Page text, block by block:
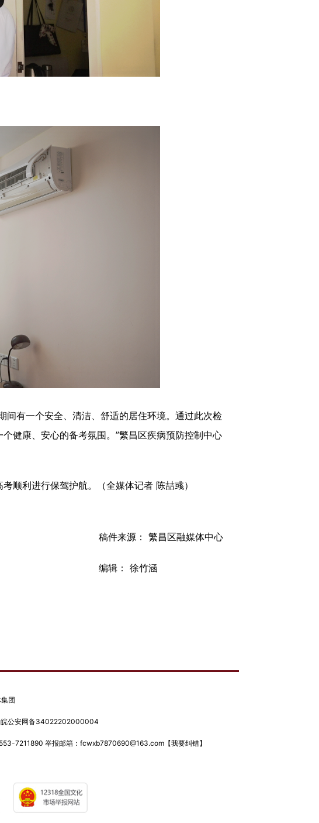
有一个安全、清洁、舒适的居住环境。通过此次检
健康、安心的备考氛围。”繁昌区疾病预防控制中心
利进行保驾护航。（全媒体记者 陈喆彧）
稿件来源： 繁昌区融媒体中心
编辑： 徐竹涵
团
皖公安网备34022202000004
7211890 举报邮箱：fcwxb7870690@163.com 【我要纠错】